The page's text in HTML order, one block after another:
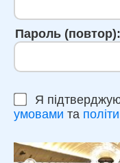
Пароль (повтор):
Я
умовами та